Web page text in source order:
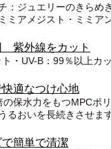
：ジュエリーのきらめ
ミアメジスト・ミミア
紫外線をカット
・UV-B：99％以上カ
適なつけ心地
保水力をもつMPCポリ
るおいを長続きさせます
簡単で清潔